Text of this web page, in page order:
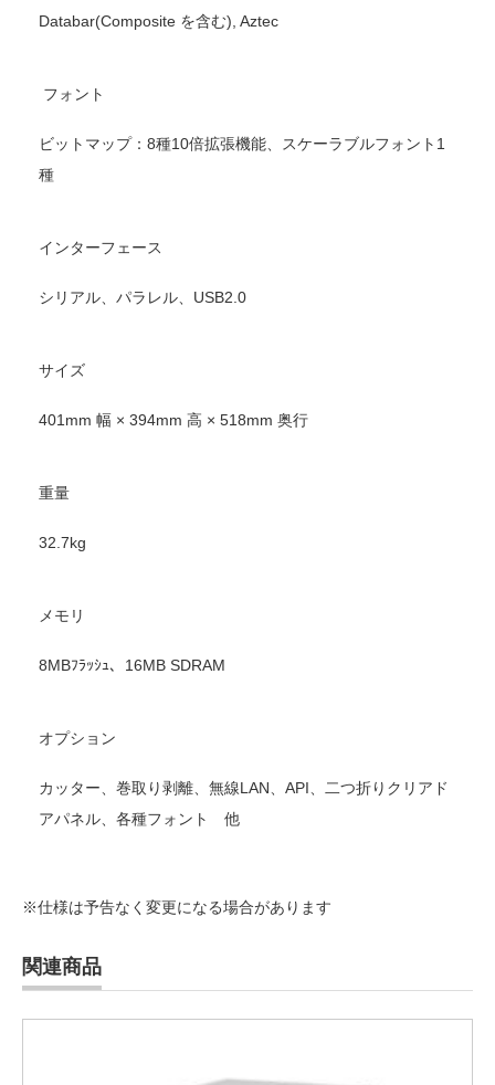
Databar(Composite を含む), Aztec
フォント
ビットマップ：8種10倍拡張機能、スケーラブルフォント1
種
インターフェース
シリアル、パラレル、USB2.0
サイズ
401mm 幅 × 394mm 高 × 518mm 奥行
重量
32.7kg
メモリ
8MBﾌﾗｯｼｭ、16MB SDRAM
オプション
カッター、巻取り剥離、無線LAN、API、二つ折りクリアド
アパネル、各種フォント 他
※仕様は予告なく変更になる場合があります
関連商品